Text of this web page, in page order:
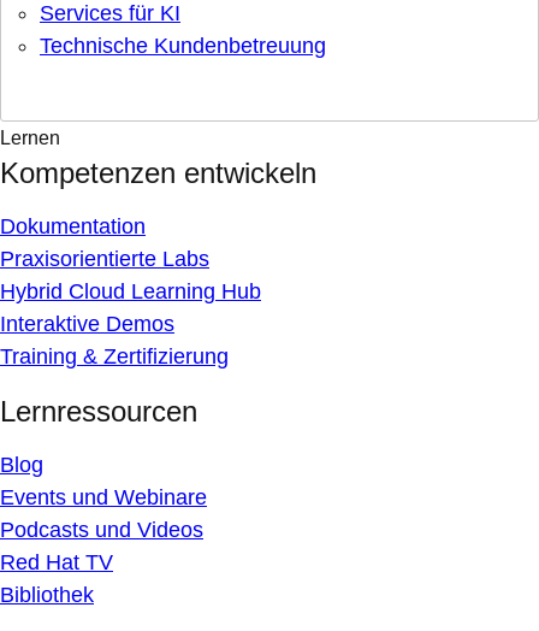
Services für KI
Technische Kundenbetreuung
Lernen
Kompetenzen entwickeln
Dokumentation
Praxisorientierte Labs
Hybrid Cloud Learning Hub
Interaktive Demos
Training & Zertifizierung
Lernressourcen
Blog
Events und Webinare
Podcasts und Videos
Red Hat TV
Bibliothek